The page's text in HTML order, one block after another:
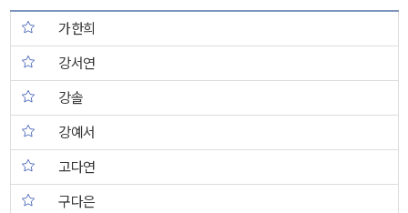
가한희
강서연
강솔
강예서
고다연
구다은